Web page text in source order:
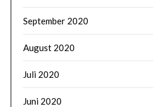
September 2020
August 2020
Juli 2020
Juni 2020